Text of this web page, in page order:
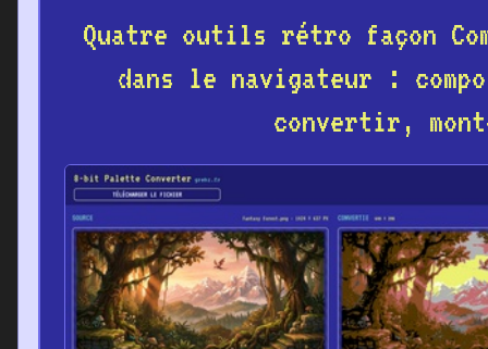
Quatre outils rétro façon
dans le navigateur :
convertir,